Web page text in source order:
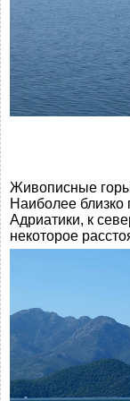
Живописные
Наиболее близко
Адриатики, к
некоторое